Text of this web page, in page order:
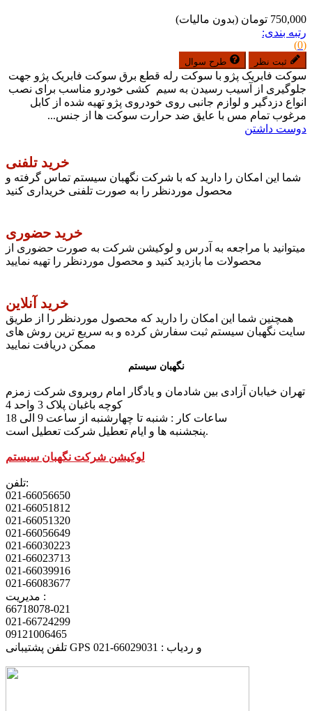
750,000 تومان
(بدون مالیات)
رتبه بندی:
(0)
ثبت نظر طرح سوال
سوکت فابریک پژو با سوکت رله قطع برق سوکت فابریک پژو جهت
جلوگیری از آسیب رسیدن به سیم کشی خودرو مناسب برای نصب
انواع دزدگیر و لوازم جانبی روی خودروی پژو تهیه شده از کابل
مرغوب تمام مس با عایق ضد حرارت سوکت ها از جنس...
دوست داشتن
خرید تلفنی
شما این امکان را دارید که با شرکت نگهبان سیستم تماس گرفته و
محصول موردنظر را به صورت تلفنی خریداری کنید
خرید حضوری
میتوانید با مراجعه به آدرس و لوکیشن شرکت به صورت حضوری از
محصولات ما بازدید کنید و محصول موردنظر را تهیه نمایید
خرید آنلاین
همچنین شما این امکان را دارید که محصول موردنظر را از طریق
سایت نگهبان سیستم ثبت سفارش کرده و به سریع ترین روش های
ممکن دریافت نمایید
نگهبان سیستم
تهران خیابان آزادی بین شادمان و یادگار امام روبروی شرکت زمزم
کوچه باغبان پلاک 3 واحد 4
پنجشنبه ها و ایام تعطیل شرکت تعطیل است.
لوکیشن شرکت نگهبان سیستم
تلفن:
021-66056650
021-66051812
021-66051320
021-66056649
021-66030223
021-66023713
021-66039916
021-66083677
مدیریت :
66718078-021
021-66724299
09121006465
تلفن پشتیبانی GPS و ردیاب : 66029031-021